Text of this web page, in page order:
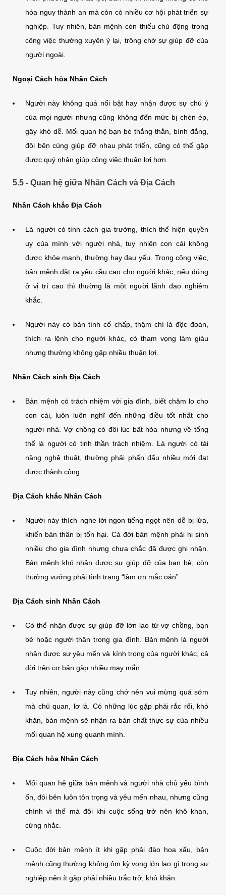
hóa nguy thành an mà còn có nhiều cơ hội phát triển sự
nghiệp. Tuy nhiên, bản mệnh còn thiếu chủ động trong
công việc thường xuyên ỷ lại, trông chờ sự giúp đỡ của
người ngoài.
Ngoại Cách hòa Nhân Cách
Người này không quá nổi bật hay nhận được sự chú ý
của mọi người nhưng cũng không đến mức bị chèn ép,
gây khó dễ. Mối quan hệ bạn bè thẳng thắn, bình đẳng,
đôi bên cùng giúp đỡ nhau phát triển, cũng có thể gặp
được quý nhân giúp công việc thuận lợi hơn.
5.5 - Quan hệ giữa Nhân Cách và Địa Cách
Nhân Cách khắc Địa Cách
Là người có tính cách gia trưởng, thích thể hiện quyền
uy của mình với người nhà, tuy nhiên con cái không
được khỏe mạnh, thường hay đau yếu. Trong công việc,
bản mệnh đặt ra yêu cầu cao cho người khác, nếu đứng
ở vị trí cao thì thường là một người lãnh đạo nghiêm
khắc.
Người này có bản tính cố chấp, thậm chí là độc đoán,
thích ra lệnh cho người khác, có tham vọng làm giàu
nhưng thường không gặp nhiều thuận lợi.
Nhân Cách sinh Địa Cách
Bản mệnh có trách nhiệm với gia đình, biết chăm lo cho
con cái, luôn luôn nghĩ đến những điều tốt nhất cho
người nhà. Vợ chồng có đôi lúc bất hòa nhưng về tổng
thể là người có tinh thần trách nhiệm. Là người có tài
năng nghệ thuật, thường phải phấn đấu nhiều mới đạt
được thành công.
Địa Cách khắc Nhân Cách
Người này thích nghe lời ngon tiếng ngọt nên dễ bị lừa,
khiến bản thân bị tổn hại. Cả đời bản mệnh phải hi sinh
nhiều cho gia đình nhưng chưa chắc đã được ghi nhận.
Bản mệnh khó nhận được sự giúp đỡ của bạn bè, còn
thường vướng phải tình trạng “làm ơn mắc oán”.
Địa Cách sinh Nhân Cách
Có thể nhận được sự giúp đỡ lớn lao từ vợ chồng, bạn
bè hoặc người thân trong gia đình. Bản mệnh là người
nhận được sự yêu mến và kính trọng của người khác, cả
đời trên cơ bản gặp nhiều may mắn.
Tuy nhiên, người này cũng chớ nên vui mừng quá sớm
mà chủ quan, lơ là. Có những lúc gặp phải rắc rối, khó
khăn, bản mệnh sẽ nhận ra bản chất thực sự của nhiều
mối quan hệ xung quanh mình.
Địa Cách hòa Nhân Cách
Mối quan hệ giữa bản mệnh và người nhà chủ yếu bình
ổn, đôi bên luôn tôn trọng và yêu mến nhau, nhưng cũng
chính vì thế mà đôi khi cuộc sống trở nên khô khan,
cứng nhắc.
Cuộc đời bản mệnh ít khi gặp phải đào hoa xấu, bản
mệnh cũng thường không ôm kỳ vọng lớn lao gì trong sự
nghiệp nên ít gặp phải nhiều trắc trở, khó khăn.